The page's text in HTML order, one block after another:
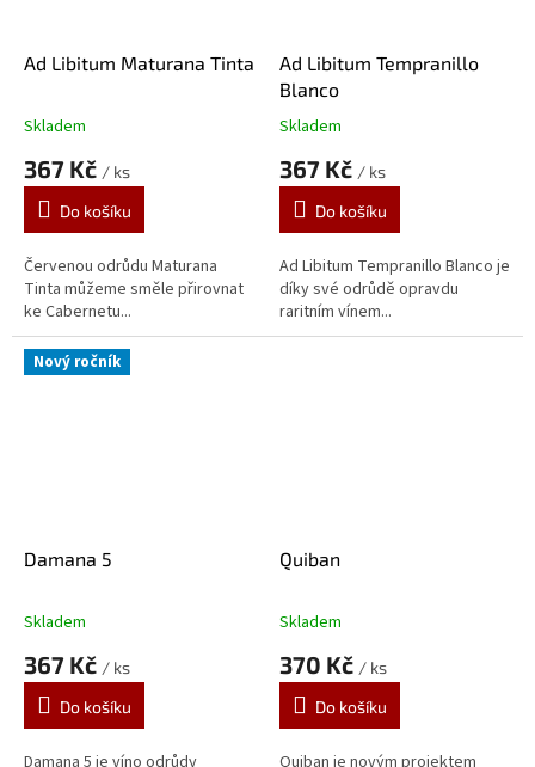
Ad Libitum Maturana Tinta
Průměrné
produktu
5,0
5
hvězdiček.
Skladem
367 Kč / ks
Do košíku
Červenou odrůdu Maturana
Tinta můžeme směle přirovnat
ke Cabernetu...
Ad Libitum Tempranillo
Blanco
Průměrné
produktu
5,0
5
hvězdiček.
Skladem
367 Kč / ks
Do košíku
Ad Libitum Tempranillo Blanco je
díky své odrůdě opravdu
raritním vínem...
Nový ročník
Damana 5
Průměrné
produktu
5,0
5
Skladem
367 Kč / ks
Do košíku
Damana 5 je víno odrůdy
Quiban
Průměrné
produktu
5,0
5
Skladem
370 Kč / ks
Do košíku
Quiban je novým projektem